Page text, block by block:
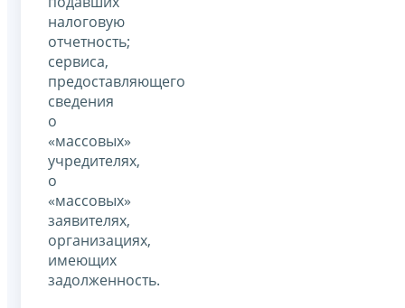
налоговую
отчетность;
сервиса,
предоставляющего
сведения
о
«массовых»
учредителях,
о
«массовых»
заявителях,
организациях,
имеющих
задолженность.